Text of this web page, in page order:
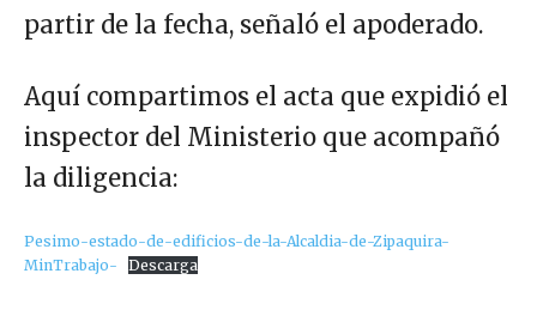
partir de la fecha, señaló el apoderado.
Aquí compartimos el acta que expidió el
inspector del Ministerio que acompañó
la diligencia:
Pesimo-estado-de-edificios-de-la-Alcaldia-de-Zipaquira-
MinTrabajo-
Descarga